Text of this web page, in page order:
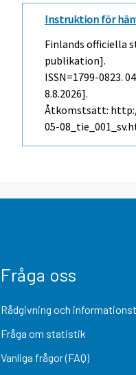
Instruktion för
Finlands officiella
publikation].
ISSN=1799-0823.04
8.8.2026].
Åtkomstsätt:
05-
Fråga oss
Rådgivning och
Fråga om statistik
Vanliga frågor (FAQ)